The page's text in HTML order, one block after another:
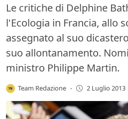
Le critiche di Delphine
l'Ecologia in Francia, allo
assegnato al suo
suo allontanamento.
ministro Philippe Martin.
Team Redazione - 2 Luglio 2013